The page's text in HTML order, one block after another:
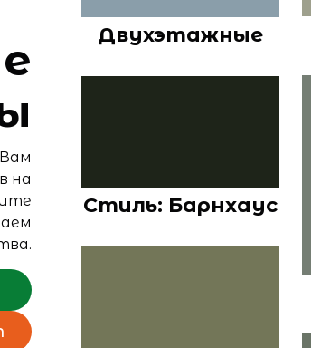
на
Двухэтажные
Стиль: Барнхаус